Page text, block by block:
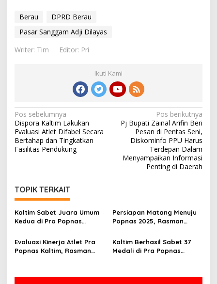
Berau
DPRD Berau
Pasar Sanggam Adji Dilayas
Writer: Tim
Editor: Pri
Ikuti Kami
Navigasi
pos
Pos sebelumnya
Dispora Kaltim Lakukan
Evaluasi Atlet Difabel Secara
Bertahap dan Tingkatkan
Fasilitas Pendukung
Pos berikutnya
Pj Bupati Zainal Arifin Beri
Pesan di Pentas Seni,
Diskominfo PPU Harus
Terdepan Dalam
Menyampaikan Informasi
Penting di Daerah
TOPIK TERKAIT
Kaltim Sabet Juara Umum
Kedua di Pra Popnas
Apresiasi Prestasi Atlet
Tinju
Persiapan Matang Menuju
Popnas 2025, Rasman
Kondisi Fisik Atlet
Evaluasi Kinerja Atlet Pra
Popnas Kaltim, Rasman
Kaltim Berhasil Sabet 37
Medali di Pra Popnas